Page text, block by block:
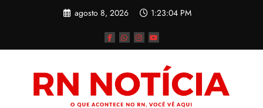
agosto 8, 2026 1:23:05 PM